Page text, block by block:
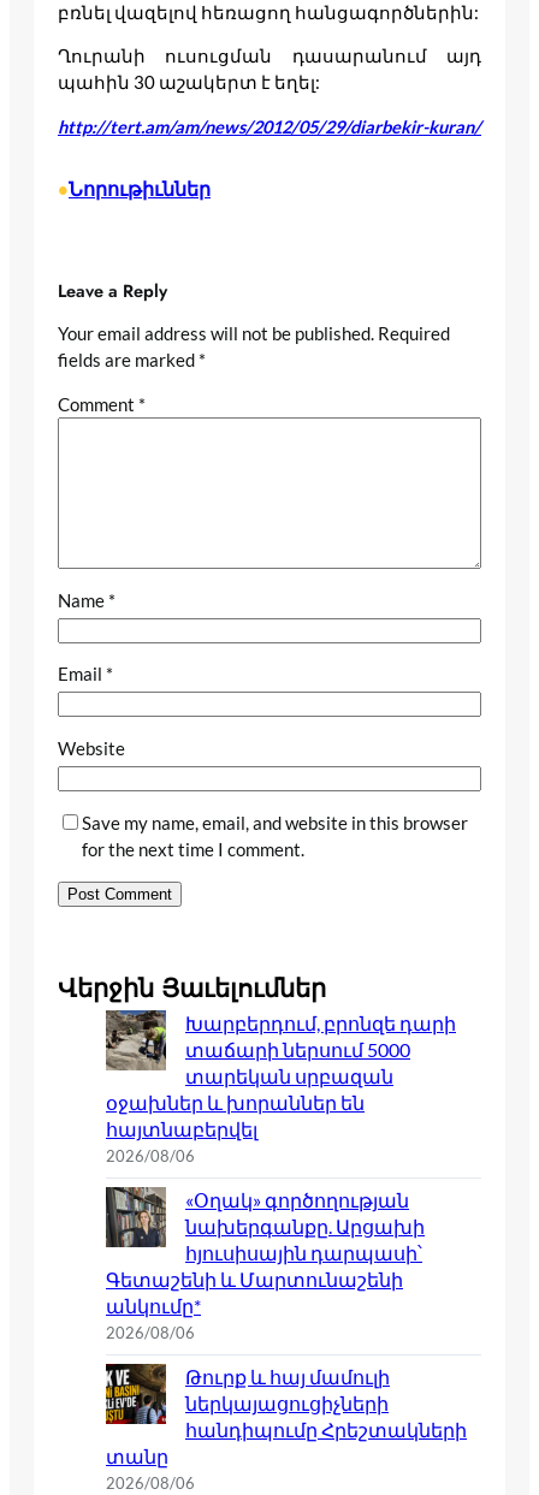
բռնել վազելով հեռացող հանցագործներին:
Ղուրանի ուսուցման դասարանում այդ
պահին 30 աշակերտ է եղել:
http://tert.am/am/news/2012/05/29/diarbekir-kuran/
•Նորութիւններ
Leave a Reply
Your email address will not be published. Required
fields are marked *
Comment *
Name *
Email *
Website
Save my name, email, and website in this browser
for the next time I comment.
Վերջին Յաւելումներ
Խարբերդում, բրոնզե դարի
տաճարի ներսում 5000
տարեկան սրբազան
օջախներ և խորաններ են
հայտնաբերվել
2026/08/06
«Օղակ» գործողության
նախերգանքը. Արցախի
հյուսիսային դարպասի՝
Գետաշենի և Մարտունաշենի
անկումը*
2026/08/06
Թուրք և հայ մամուլի
ներկայացուցիչների
հանդիպումը Հրեշտակների
տանը
2026/08/06